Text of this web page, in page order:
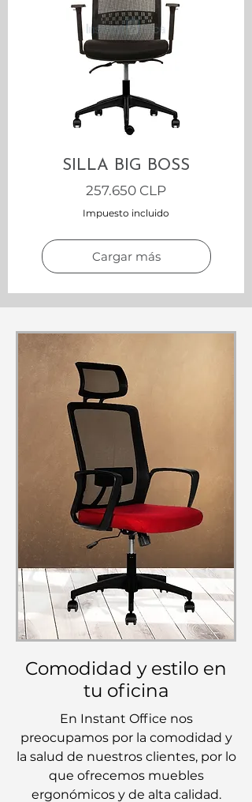
SILLA BIG BOSS
Precio
257.650 CLP
Impuesto incluido
Cargar más
Comodidad y estilo en
tu oficina
En Instant Office nos
preocupamos por la comodidad y
la salud de nuestros clientes, por lo
que ofrecemos muebles
ergonómicos y de alta calidad.